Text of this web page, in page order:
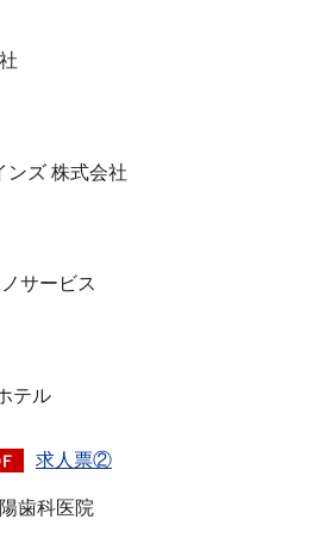
ンズ 株式会社
サービス
テル
求人票②
歯科医院